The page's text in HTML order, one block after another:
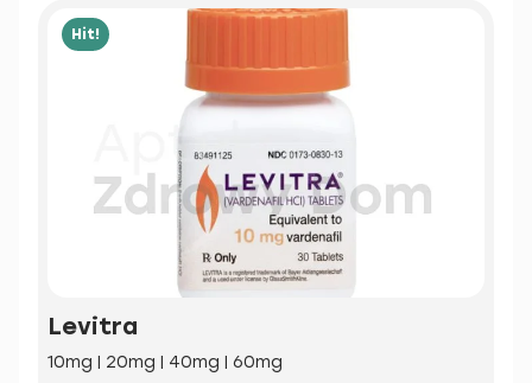
Hit!
Levitra
10mg | 20mg | 40mg | 60mg